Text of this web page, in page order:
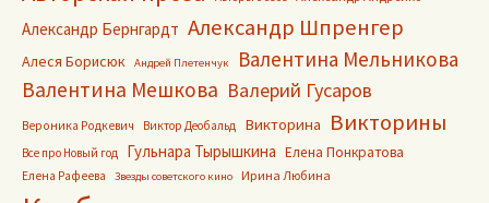
Александр Бернгардт Александр Шпренгер
Алеся Борисюк Андрей Плетенчук
Валентина Мельникова
Валентина Мешкова Валерий Гусаров
Вероника Родкевич Виктор Деобальд Викторина Викторины
Все про Новый год Гульнара Тырышкина Елена Понкратова
Елена Рафеева Звезды советского кино Ирина Любина